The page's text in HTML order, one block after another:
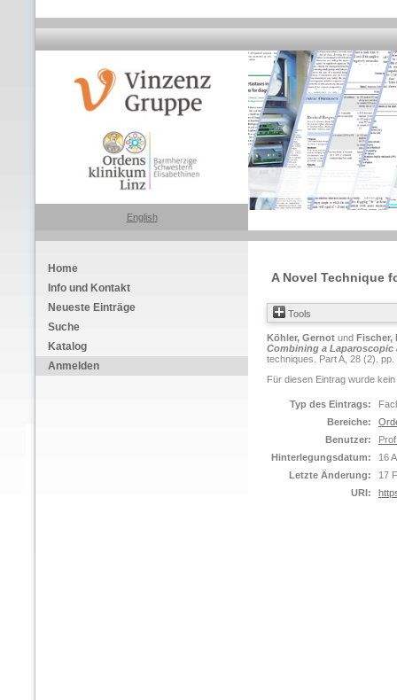
English
Home
Info und Kontakt
Neueste Einträge
Suche
Katalog
Anmelden
A Novel Technique
Tools
Köhler, Gernot und Fischer,
Combining a
techniques. Part A, 28 (2).
Für diesen Eintrag wurde
Typ des Eintrags:
Bereiche:
Benutzer:
Hinterlegungsdatum:
16
Letzte Änderung:
17
URI: